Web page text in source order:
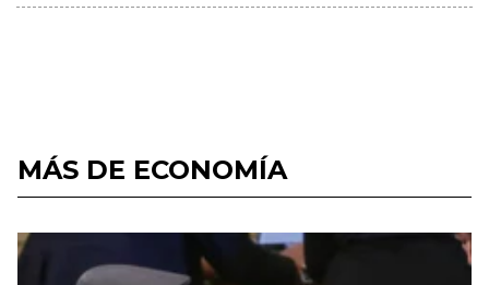
MÁS DE ECONOMÍA